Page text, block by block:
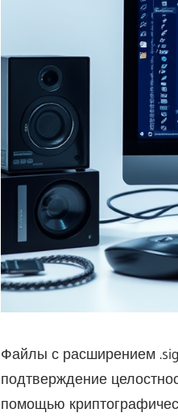
Файлы с расширением
подтверждение
помощью